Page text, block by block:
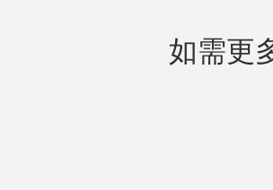
如需更